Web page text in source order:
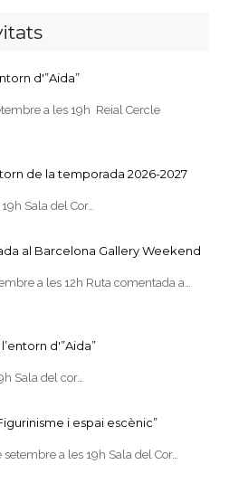
d'”Aida”
a les 19h Reial Cercle
de la temporada 2026-2027
Sala del Cor…
al Barcelona Gallery Weekend
a les 12h Ruta comentada a…
d'”Aida”
Sala del cor…
i espai escènic”
a les 19h Sala del Cor…